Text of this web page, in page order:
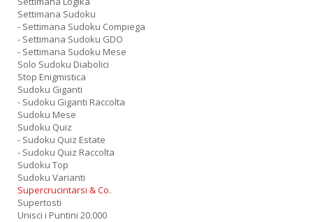
Settimana Sudoku
- Settimana Sudoku Compiega
- Settimana Sudoku GDO
- Settimana Sudoku Mese
Solo Sudoku Diabolici
Stop Enigmistica
Sudoku Giganti
- Sudoku Giganti Raccolta
Sudoku Mese
Sudoku Quiz
- Sudoku Quiz Estate
- Sudoku Quiz Raccolta
Sudoku Top
Sudoku Varianti
Supercrucintarsi & Co.
Supertosti
Unisci i Puntini 20.000